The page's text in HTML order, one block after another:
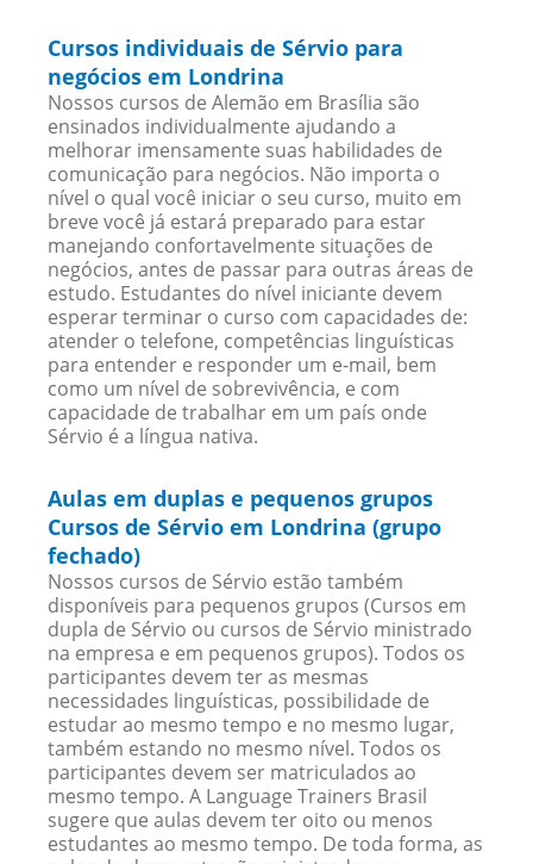
Cursos individuais de Sérvio para
negócios em Londrina
Nossos cursos de Alemão em Brasília são
ensinados individualmente ajudando a
melhorar imensamente suas habilidades de
comunicação para negócios. Não importa o
nível o qual você iniciar o seu curso, muito em
breve você já estará preparado para estar
manejando confortavelmente situações de
negócios, antes de passar para outras áreas de
estudo. Estudantes do nível iniciante devem
esperar terminar o curso com capacidades de:
atender o telefone, competências linguísticas
para entender e responder um e-mail, bem
como um nível de sobrevivência, e com
capacidade de trabalhar em um país onde
Sérvio é a língua nativa.
Aulas em duplas e pequenos grupos
Cursos de Sérvio em Londrina (grupo
fechado)
Nossos cursos de Sérvio estão também
disponíveis para pequenos grupos (Cursos em
dupla de Sérvio ou cursos de Sérvio ministrado
na empresa e em pequenos grupos). Todos os
participantes devem ter as mesmas
necessidades linguísticas, possibilidade de
estudar ao mesmo tempo e no mesmo lugar,
também estando no mesmo nível. Todos os
participantes devem ser matriculados ao
mesmo tempo. A Language Trainers Brasil
sugere que aulas devem ter oito ou menos
estudantes ao mesmo tempo. De toda forma, as